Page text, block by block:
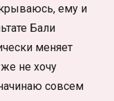
ему и
Бали
меняет
не хочу
совсем